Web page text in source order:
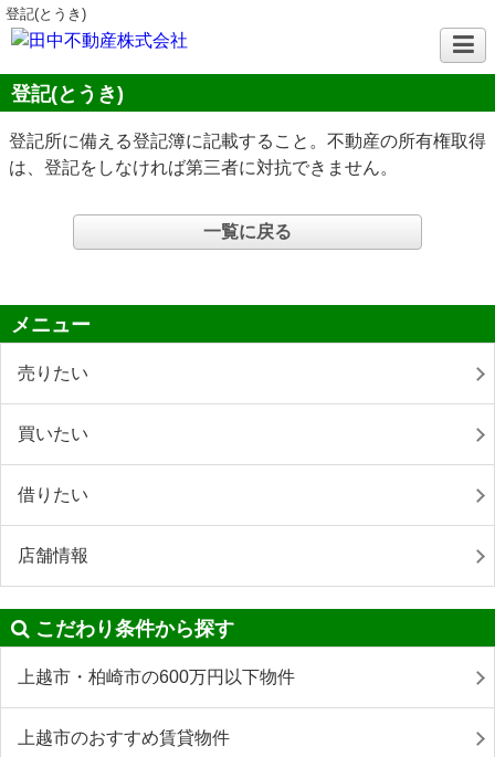
登記(とうき)
登記(とうき)
登記所に備える登記簿に記載すること。不動産の所有権取得
は、登記をしなければ第三者に対抗できません。
一覧に戻る
メニュー
売りたい
買いたい
借りたい
店舗情報
こだわり条件から探す
上越市・柏崎市の600万円以下物件
上越市のおすすめ賃貸物件